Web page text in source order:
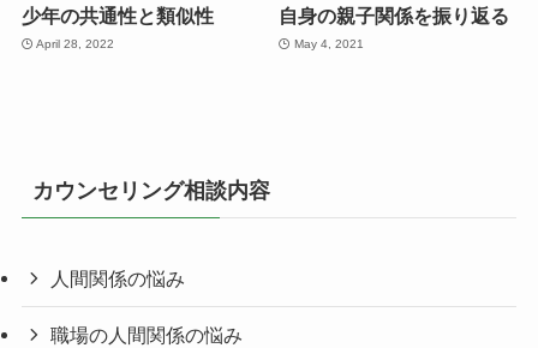
少年の共通性と類似性
April 28, 2022
自身の親子関係を振り返る
May 4, 2021
カウンセリング相談内容
人間関係の悩み
職場の人間関係の悩み